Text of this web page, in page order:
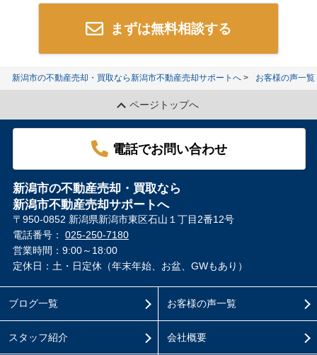
まずは無料相談する
新潟市の不動産売却・買取なら新潟市不動産売却サポートへ お客様の声一覧
ページトップへ
電話でお問い合わせ
新潟市の不動産売却・買取なら
新潟市不動産売却サポートへ
〒950-0852 新潟県新潟市東区石山１丁目2番12号
電話番号： 025-250-7180
営業時間：9:00～18:00
定休日：土・日定休（年末年始、お盆、GWもあり）
ブログ一覧
スタッフ紹介
お客様の声一覧
会社概要